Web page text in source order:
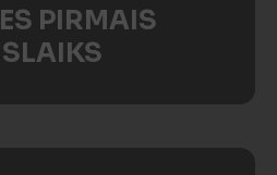
PIRMAIS